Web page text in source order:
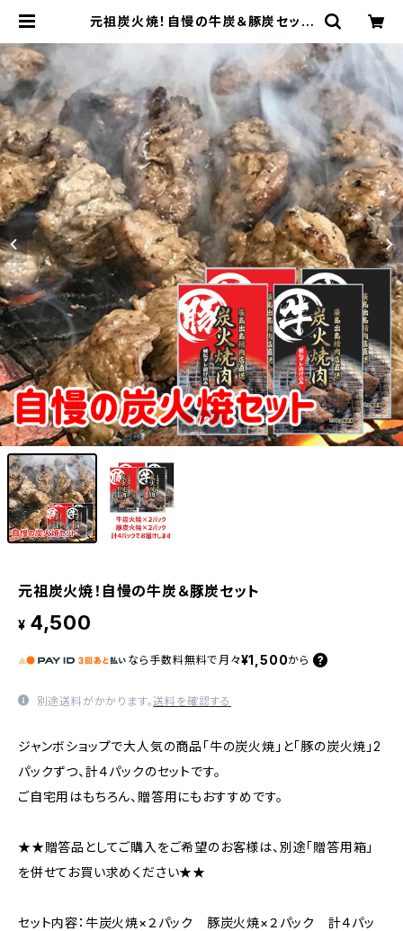
元祖炭火焼！自慢の牛炭＆豚炭セット
1/2
元祖炭火焼！自慢の牛炭＆豚炭セット
¥ 4,500
なら 手数料無料で 月々¥1,500から
別途送料がかかります。送料を確認する
ジャンボショップで大人気の商品「牛の炭火焼」と「豚の炭火焼」2
パックずつ、計４パックのセットです。
ご自宅用はもちろん、贈答用にもおすすめです。
★★贈答品としてご購入をご希望のお客様は、別途「贈答用箱」
を併せてお買い求めください★★
セット内容：牛炭火焼×２パック 豚炭火焼×２パック 計４パッ